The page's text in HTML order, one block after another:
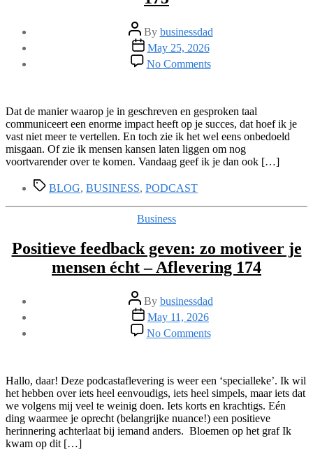
Post
author
By businessdad
Post
date
May 25, 2026
No Commentson
Zelfverzekerd
tips
voor
gesproken
en
geschreven
175
Dat de manier waarop je in geschreven en gesproken taal
communiceert een enorme impact heeft op je succes, dat hoef ik je
vast niet meer te vertellen. En toch zie ik het wel eens onbedoeld
misgaan. Of zie ik mensen kansen laten liggen om nog
voortvarender over te komen. Vandaag geef ik je dan ook […]
TagsBLOG, BUSINESS, PODCAST
Categories
Business
Positieve feedback geven: zo motiveer je
mensen écht – Aflevering 174
Post
author
By businessdad
Post
date
May 11, 2026
No Commentson
Positieve
zo
motiveer
je
mensen
écht
Hallo, daar! Deze podcastaflevering is weer een ‘specialleke’. Ik wil
het hebben over iets heel eenvoudigs, iets heel simpels, maar iets dat
we volgens mij veel te weinig doen. Iets korts en krachtigs. Eén
ding waarmee je oprecht (belangrijke nuance!) een positieve
herinnering achterlaat bij iemand anders. Bloemen op het graf Ik
kwam op dit […]